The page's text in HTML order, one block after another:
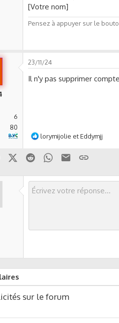
[Votre nom]
Pensez à appuyer sur le
6
80
23/11/24
Il n'y pas supprimer
L
a
c
lorymijolie etEddymjj
FacebookX (Twitter)
Reddit WhatsApp
Email
sur le forum